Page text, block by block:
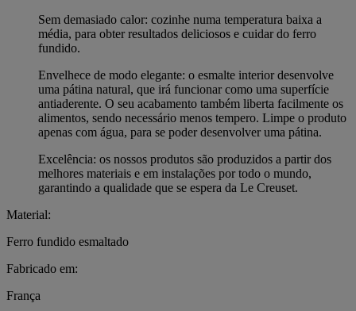
Sem demasiado calor: cozinhe numa temperatura baixa a
média, para obter resultados deliciosos e cuidar do ferro
fundido.
Envelhece de modo elegante: o esmalte interior desenvolve
uma pátina natural, que irá funcionar como uma superfície
antiaderente. O seu acabamento também liberta facilmente os
alimentos, sendo necessário menos tempero. Limpe o produto
apenas com água, para se poder desenvolver uma pátina.
Excelência: os nossos produtos são produzidos a partir dos
melhores materiais e em instalações por todo o mundo,
garantindo a qualidade que se espera da Le Creuset.
Material:
Ferro fundido esmaltado
Fabricado em:
França